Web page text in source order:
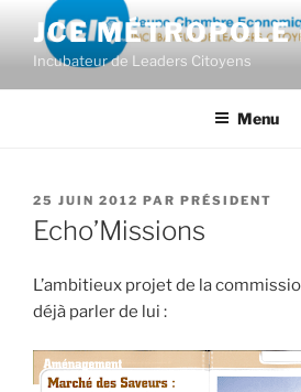
contenu
principal
JCE
Incubateur de Leaders Citoyens
Menu
PUBLIÉ
LE
25 JUIN 2012 PAR PRÉSIDENT
Echo’Missions
L’ambitieux projet de la
déjà parler de lui :